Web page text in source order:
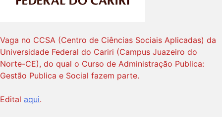
Vaga no CCSA (Centro de Ciências Sociais Aplicadas) da
Universidade Federal do Cariri (Campus Juazeiro do
Norte-CE), do qual o Curso de Administração Publica:
Gestão Publica e Social fazem parte.
Edital aqui.